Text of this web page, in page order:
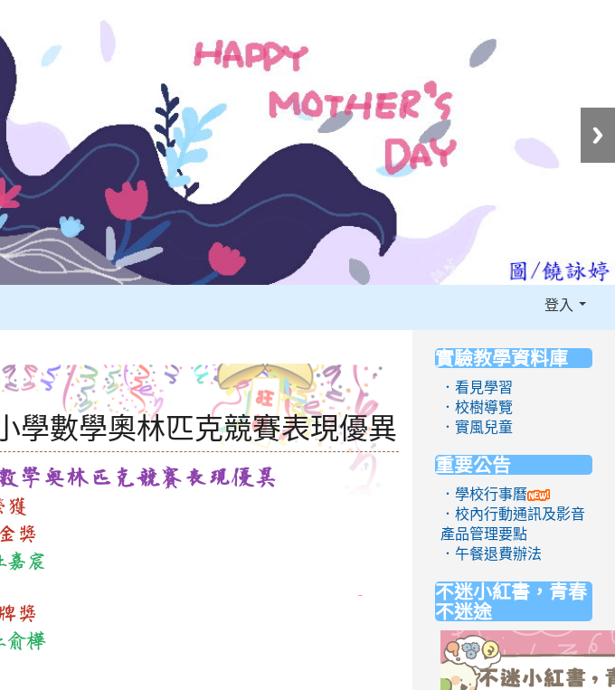
登入
學數學奧林匹克競賽表現優異
學奧林匹克競賽表現優異
獲
獎
嘉宸
獎
俞樺
實驗教學資料庫
．看見學習
．校樹導覽
．實風兒童
重要公告
．學校行事曆
．校內行動通訊及影音
產品管理要點
．午餐退費辦法
不迷小紅書，青春
不迷途